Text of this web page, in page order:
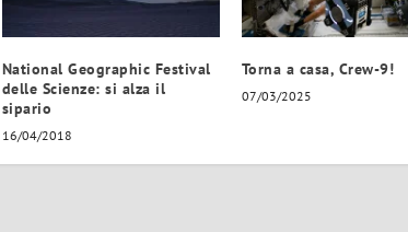
National Geographic Festival
delle Scienze: si alza il
sipario
16/04/2018
Torna a casa, Crew-9!
07/03/2025